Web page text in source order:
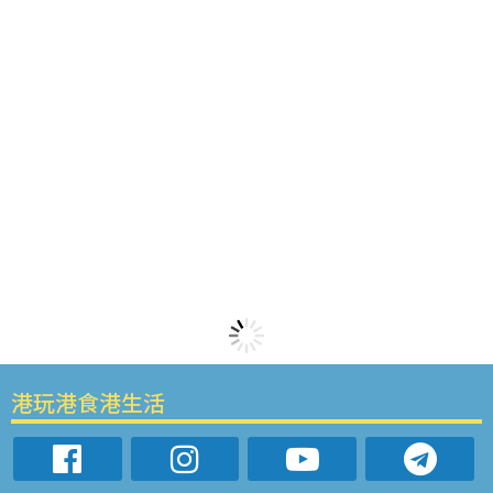
港玩港食港生活